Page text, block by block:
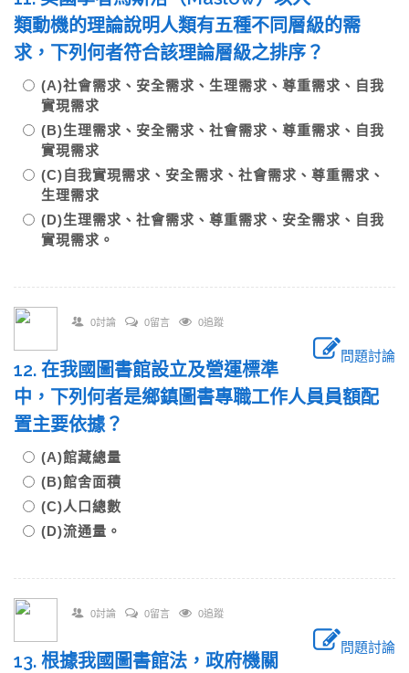
類動機的理論說明人類有五種不同層級的需
求，下列何者符合該理論層級之排序？
(A)社會需求、安全需求、生理需求、尊重需求、自我
實現需求
(B)生理需求、安全需求、社會需求、尊重需求、自我
實現需求
(C)自我實現需求、安全需求、社會需求、尊重需求、
生理需求
(D)生理需求、社會需求、尊重需求、安全需求、自我
實現需求。
0討論 0留言 0追蹤
問題討論
12. 在我國圖書館設立及營運標準
中，下列何者是鄉鎮圖書專職工作人員員額配
置主要依據？
(A)館藏總量
(B)館舍面積
(C)人口總數
(D)流通量。
0討論 0留言 0追蹤
問題討論
13. 根據我國圖書館法，政府機關